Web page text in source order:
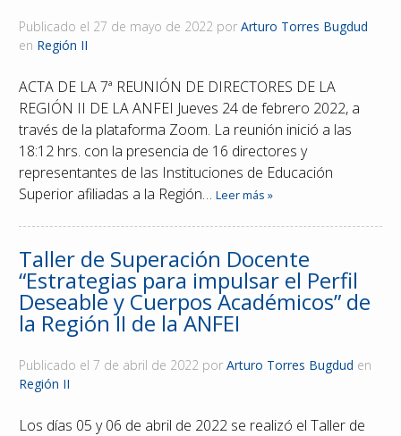
Publicado el 27 de mayo de 2022 porArturo Torres Bugdud
en Región II
ACTA DE LA 7ª REUNIÓN DE DIRECTORES DE LA
REGIÓN II DE LA ANFEI Jueves 24 de febrero 2022, a
través de la plataforma Zoom. La reunión inició a las
18:12 hrs. con la presencia de 16 directores y
representantes de las Instituciones de Educación
Superior afiliadas a la Región…Leer más »
Taller de Superación Docente
“Estrategias para impulsar el Perfil
Deseable y Cuerpos Académicos” de
la Región II de la ANFEI
Publicado el7 de abril de 2022 porArturo Torres Bugdud en
Región II
Los días 05 y 06 de abril de 2022 se realizó el Taller de